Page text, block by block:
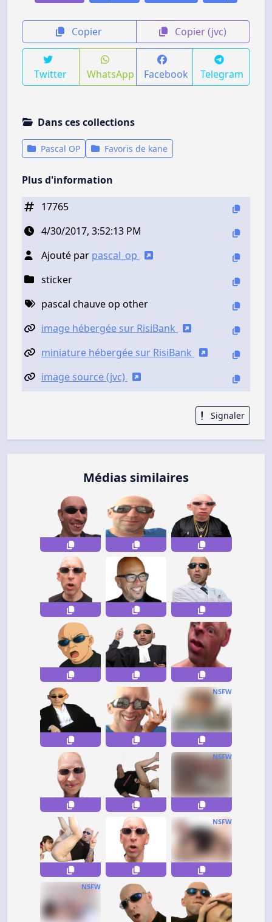
Copier Copier (jvc)
Twitter WhatsApp Facebook Telegram
Dans ces collections
Pascal OP Favoris de kane
Plus d'information
17765
4/30/2017, 3:52:13 PM
Ajouté par pascal_op
sticker
pascal chauve op other
image hébergée sur RisiBank
miniature hébergée sur RisiBank
image source (jvc)
Signaler
Médias similaires
NSFW
NSFW
NSFW
NSFW